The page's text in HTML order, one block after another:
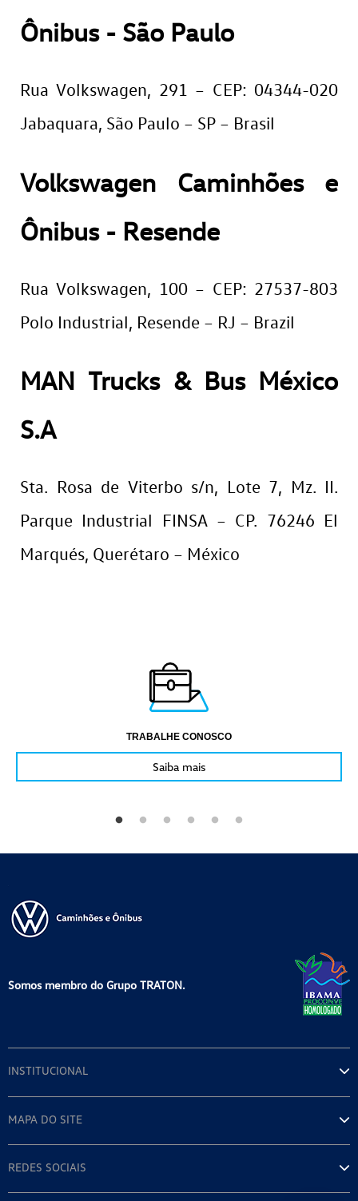
Ônibus - São Paulo
Rua Volkswagen, 291 – CEP: 04344-020
Jabaquara, São Paulo – SP – Brasil
Volkswagen Caminhões e
Ônibus - Resende
Rua Volkswagen, 100 – CEP: 27537-803
Polo Industrial, Resende – RJ – Brazil
MAN Trucks & Bus México
S.A
Sta. Rosa de Viterbo s/n, Lote 7, Mz. II.
Parque Industrial FINSA – CP. 76246 El
Marqués, Querétaro – México
TRABALHE CONOSCO
Saiba mais
Somos membro do Grupo TRATON.
INSTITUCIONAL
MAPA DO SITE
REDES SOCIAIS